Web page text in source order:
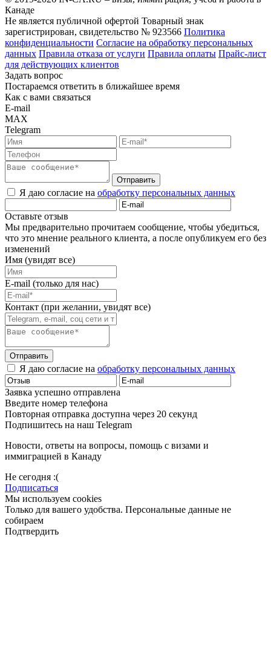
Канаде
Не является публичной офертой Товарный знак
зарегистрирован, свидетельство № 923566 Политика
конфиденциальности Согласие на обработку персональных
данных Правила отказа от услуги Правила оплаты Прайс-лист
для действующих клиентов
Задать вопрос
Постараемся ответить в ближайшее время
Как с вами связаться
E-mail
MAX
Telegram
Отправить
Я даю согласие на обработку персональных данных
Оставьте отзыв
Мы предварительно прочитаем сообщение, чтобы убедиться,
что это мнение реального клиента, а после опубликуем его без
изменений
Имя (увидят все)
E-mail (только для нас)
Контакт (при желании, увидят все)
Отправить
Я даю согласие на обработку персональных данных
Заявка успешно отправлена
Введите номер телефона
Повторная отправка доступна через 20 секунд
Подпишитесь на наш Telegram
Новости, ответы на вопросы, помощь с визами и
иммиграцией в Канаду
Не сегодня :(
Подписаться
Мы используем cookies
Только для вашего удобства. Персональные данные не
собираем
Подтвердить